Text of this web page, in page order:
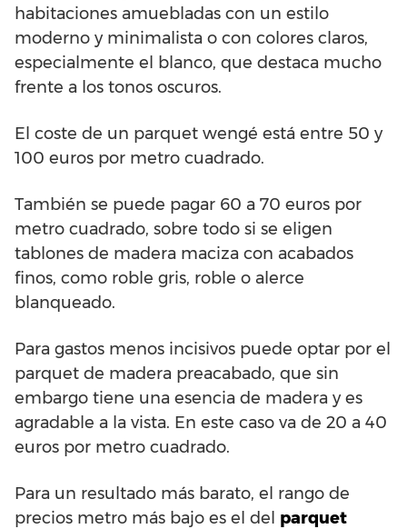
habitaciones amuebladas con un estilo
moderno y minimalista o con colores claros,
especialmente el blanco, que destaca mucho
frente a los tonos oscuros.
El coste de un parquet wengé está entre 50 y
100 euros por metro cuadrado.
También se puede pagar 60 a 70 euros por
metro cuadrado, sobre todo si se eligen
tablones de madera maciza con acabados
finos, como roble gris, roble o alerce
blanqueado.
Para gastos menos incisivos puede optar por el
parquet de madera preacabado, que sin
embargo tiene una esencia de madera y es
agradable a la vista. En este caso va de 20 a 40
euros por metro cuadrado.
Para un resultado más barato, el rango de
precios metro más bajo es el del parquet